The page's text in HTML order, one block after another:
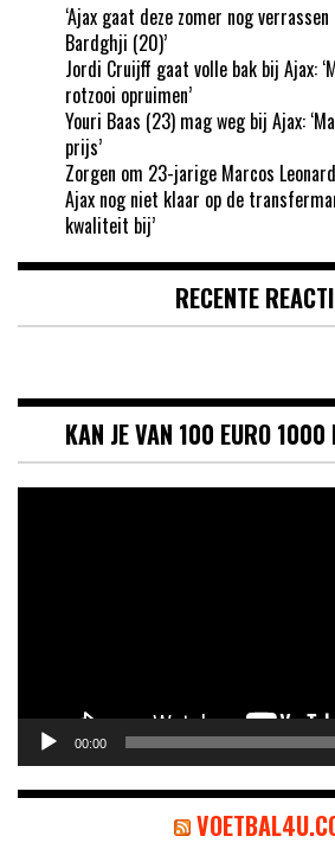
‘Ajax gaat deze zomer nog
Bardghji (20)’
Jordi Cruijff gaat volle bak bij Ajax:
rotzooi opruimen’
Youri Baas (23) mag weg bij Ajax:
prijs’
Zorgen om 23-jarige Marcos
Ajax nog niet klaar op de
kwaliteit bij’
RECENTE
KAN JE VAN 100 EURO 1000
00:00